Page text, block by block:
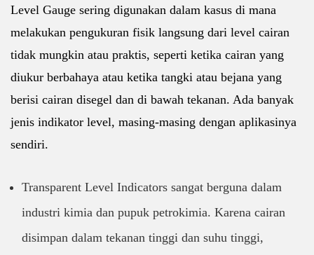
Level Gauge sering digunakan dalam kasus di mana
melakukan pengukuran fisik langsung dari level cairan
tidak mungkin atau praktis, seperti ketika cairan yang
diukur berbahaya atau ketika tangki atau bejana yang
berisi cairan disegel dan di bawah tekanan. Ada banyak
jenis indikator level, masing-masing dengan aplikasinya
sendiri.
Transparent Level Indicators sangat berguna dalam
industri kimia dan pupuk petrokimia. Karena cairan
disimpan dalam tekanan tinggi dan suhu tinggi,